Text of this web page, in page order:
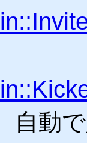
自動